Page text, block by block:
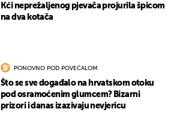
Kći neprežaljenog pjevača projurila špicom
na dva kotača
PONOVNO POD POVEĆALOM
Što se sve događalo na hrvatskom otoku
pod osramoćenim glumcem? Bizarni
prizori i danas izazivaju nevjericu